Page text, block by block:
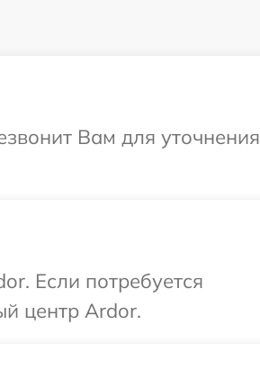
Вам для уточнения
Если потребуется
центр Ardor.